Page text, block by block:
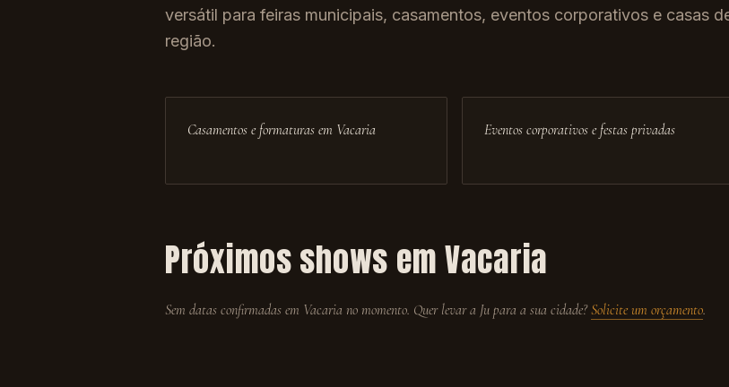
versátil para feiras municipais, casamentos, eventos corporativos e casas
região.
Casamentos e formaturas em Vacaria Eventos corporativos e festas privadas
Próximos shows emVacaria
Sem datas confirmadas em Vacaria no momento. Quer levar a Ju para a sua cidade? Solicite um orçamento.